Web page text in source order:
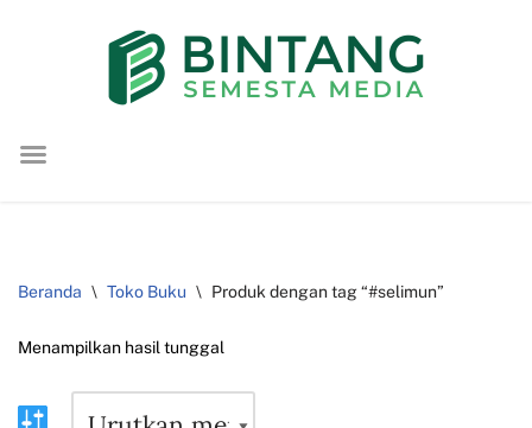
konten
Beranda \ Toko Buku \ Produk dengan tag “#selimun”
Menampilkan hasil tunggal